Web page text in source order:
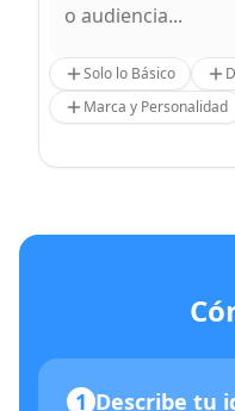
Solo lo Básico
Marca y Personalidad
1 Describe tu